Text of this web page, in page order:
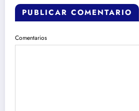
PUBLICAR COMENTARIO
Comentarios